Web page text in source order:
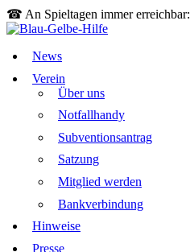
☎ An Spieltagen immer erreichbar:
News
Verein
Über uns
Notfallhandy
Subventionsantrag
Satzung
Mitglied werden
Bankverbindung
Hinweise
Presse